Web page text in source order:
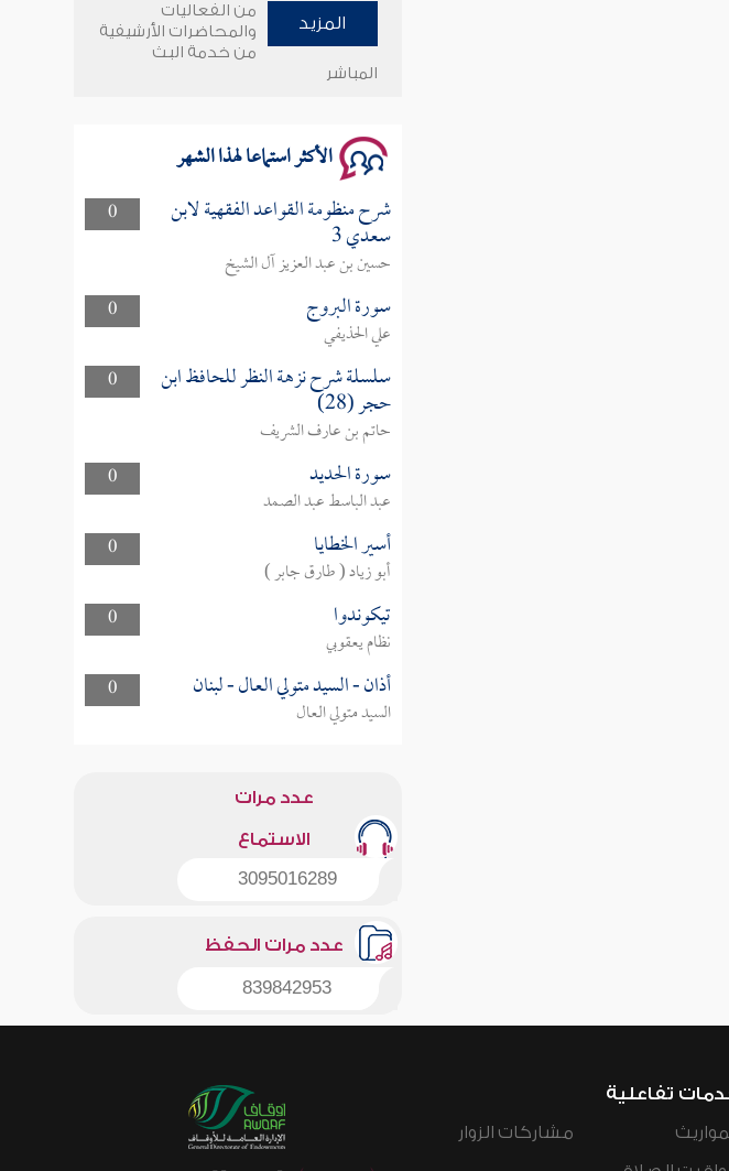
وأمنهم من خوف 9
سلسلة محاضرات نفحات رمضانية
المزيد
من الفعاليات
والمحاضرات الأرشيفية
من خدمة البث
المباشر
الأكثر استماعا لهذا الشهر
0 شرح منظومة القواعد الفقهية لابن
سعدي 3
حسين بن عبد العزيز آل الشيخ
0
سورة البروج
علي الحذيفي
0
سلسلة شرح نزهة النظر للحافظ ابن
حجر (28)
حاتم بن عارف الشريف
0
سورة الحديد
عبد الباسط عبد الصمد
0
أسير الخطايا
أبو زياد ( طارق جابر )
0
تيكوندوا
نظام يعقوبي
0
أذان - السيد متولي العال - لبنان
السيد متولي العال
عدد مرات
الاستماع
3095016289
عدد مرات الحفظ
839842953
تفاعلية
مشاركات الزوار